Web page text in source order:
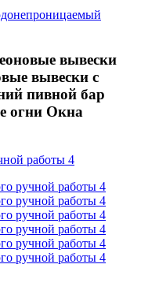
вывески
вывески с
пивной бар
огни Окна